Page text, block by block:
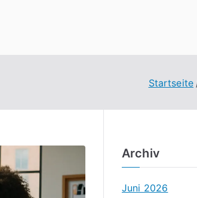
Startseite
Archiv
Juni 2026